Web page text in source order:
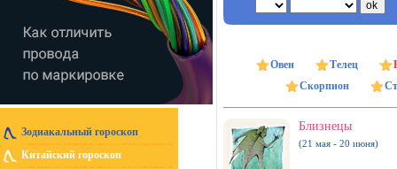
Зодиакальный гороскоп
Китайский гороскоп
Овен Телец
Скорпион
Близнецы
(21 мая - 20 июня)